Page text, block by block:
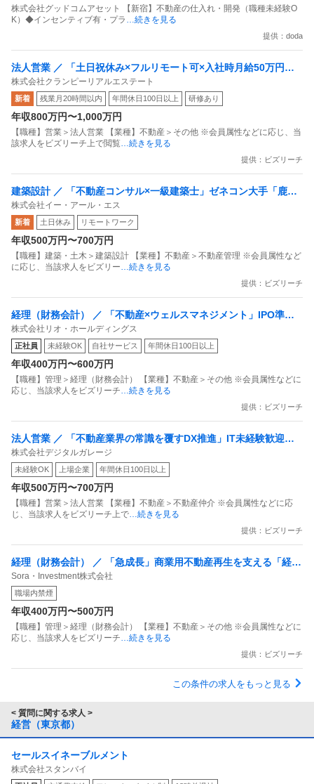
株式会社グッドコムアセット 【新宿】不動産の仕入れ・開発（職種未経験O
K）◆インセンティブ有・プラ …続きを見る
提供：doda
法人営業 ／ 「土日祝休み×フルリモート可×入社時月給50万円以
上」不動産反響営業（仕入れ）～自社メディア×士業連携で事業拡
大中！／残業平均10時間／全国1500以上の士業事務所提携あり
株式会社クランピーリアルエステート
新着 残業月20時間以内 年間休日100日以上 研修あり
年収800万円〜1,000万円
【職種】営業＞法人営業 【業種】不動産＞その他 ※会員属性などに応じ、当
該求人をビズリーチ上で閲覧…続きを見る
提供：ビズリーチ
建築設計 ／ 「不動産コンサル×一級建築士」ゼネコン大手「鹿島
建設」と地盤調査大手「応用地質」の合弁会社／設計・施工から
「コンサル」へ／エンジニアリングレポート作成を通じた不動産
リスクコンサルタントへ
株式会社イー・アール・エス
新着 土日休み リモートワーク
年収500万円〜700万円
【職種】建築・土木＞建築設計 【業種】不動産＞不動産管理 ※会員属性など
に応じ、当該求人をビズリー…続きを見る
提供：ビズリーチ
経理（財務会計） ／ 「不動産×ウェルスマネジメント」IPO準備
中企業における役員秘書ポジション
株式会社リオ・ホールディングス
正社員 未経験OK 自社サービス 年間休日100日以上
年収400万円〜600万円
【職種】管理＞経理（財務会計） 【業種】不動産＞その他 ※会員属性などに
応じ、当該求人をビズリーチ…続きを見る
提供：ビズリーチ
法人営業 ／ 「不動産業界の常識を覆すDX推進」IT未経験歓迎／
完全週休2日制（土日祝）で働き方を変える提案営業
株式会社デジタルガレージ
未経験OK 上場企業 年間休日100日以上
年収500万円〜700万円
【職種】営業＞法人営業 【業種】不動産＞不動産仲介 ※会員属性などに応
じ、当該求人をビズリーチ上で…続きを見る
提供：ビズリーチ
経理（財務会計） ／ 「急成長」商業用不動産再生を支える「経
理・財務」メンバー／会社と共に成長し／市場価値を高める
Sora・Investment株式会社
職場内禁煙
年収400万円〜500万円
【職種】管理＞経理（財務会計） 【業種】不動産＞その他 ※会員属性などに
応じ、当該求人をビズリーチ…続きを見る
提供：ビズリーチ
この条件の求人をもっと見る
< 質問に関する求人 >
経営（東京都）
セールスイネーブルメント
株式会社スタンバイ